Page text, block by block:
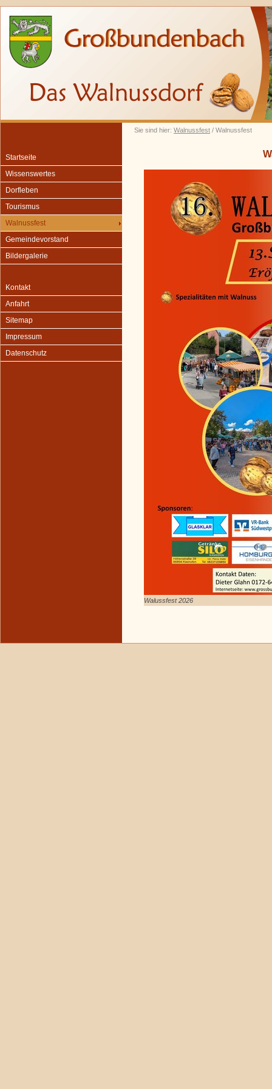
Sie sind hier: Walnussfest / Walnussfest
Startseite
Wissenswertes
Dorfleben
Tourismus
Walnussfest
Gemeindevorstand
Bildergalerie
Kontakt
Anfahrt
Sitemap
Impressum
Datenschutz
Walussfest 2026